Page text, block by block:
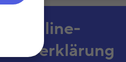
Online-